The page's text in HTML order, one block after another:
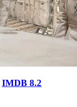
IMDB 8.2